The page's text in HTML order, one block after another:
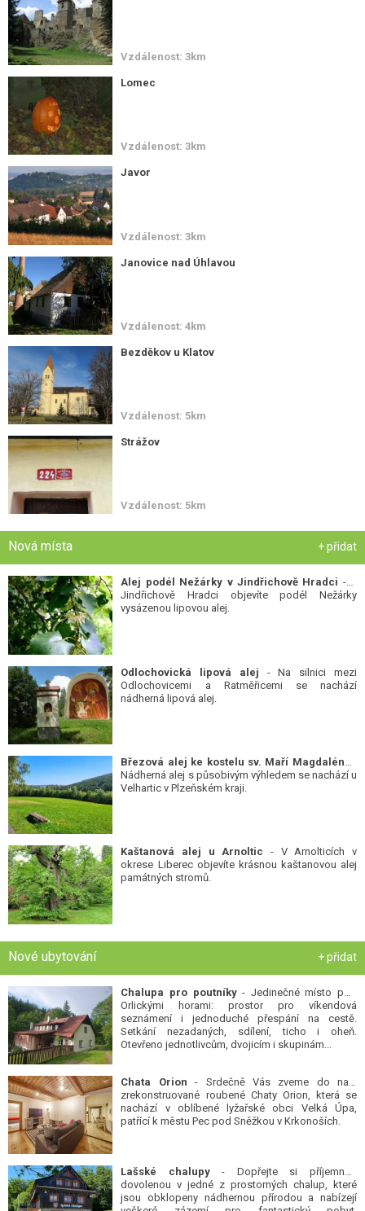
Vzdálenost: 3km
Lomec
Vzdálenost: 3km
Javor
Vzdálenost: 3km
Janovice nad Úhlavou
Vzdálenost: 4km
Bezděkov u Klatov
Vzdálenost: 5km
Strážov
Vzdálenost: 5km
Nová místa + přidat
Alej podél Nežárky v Jindřichově Hradci - V
Jindřichově Hradci objevíte podél Nežárky
vysázenou lipovou alej.
Odlochovická lipová alej - Na silnici mezi
Odlochovicemi a Ratměřicemi se nachází
nádherná lipová alej.
Nádherná alej s působivým výhledem se nachází u
Velhartic v Plzeňském kraji.
Kaštanová alej u Arnoltic - V Arnolticích v
okrese Liberec objevíte krásnou kaštanovou alej
památných stromů.
Nové ubytování + přidat
Chalupa pro poutníky- Jedinečné místo pod
Orlickými horami: prostor pro víkendová
seznámení i jednoduché přespání na cestě.
Setkání nezadaných, sdílení, ticho i oheň.
Otevřeno jednotlivcům, dvojicím i skupinám...
Chata Orion - Srdečně Vás zveme do naší
zrekonstruované roubené Chaty Orion, která se
nachází v oblíbené lyžařské obci Velká Úpa,
patřící k městu Pec pod Sněžkou v Krkonoších.
Lašské chalupy- Dopřejte si příjemnou
dovolenou v jedné z prostorných chalup, které
jsou obklopeny nádhernou přírodou a nabízejí